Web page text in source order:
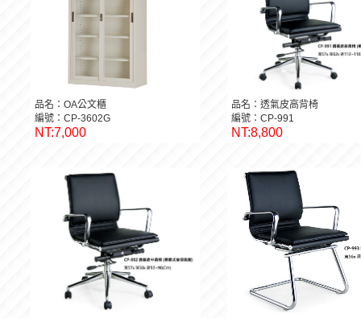
品名：OA公文櫃
編號：CP-3602G
NT:7,000
品名：透氣皮高背椅
編號：CP-991
NT:8,800